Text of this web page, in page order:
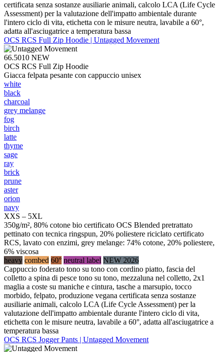
certificata senza sostanze ausiliarie animali, calcolo LCA (Life Cycle
Assessment) per la valutazione dell'impatto ambientale durante
l'intero ciclo di vita, etichetta con le misure neutra, lavabile a 60°,
adatta all'asciugatrice a temperatura bassa
OCS RCS Full Zip Hoodie | Untagged Movement
66.5010 NEW
OCS RCS Full Zip Hoodie
Giacca felpata pesante con cappuccio unisex
white
black
charcoal
grey melange
fog
birch
latte
thyme
sage
ray
brick
prune
aster
orion
navy
XXS – 5XL
350g/m², 80% cotone bio certificato OCS Blended pretrattato
pettinato con tecnica ringspun, 20% poliestere riciclato certificato
RCS, lavato con enzimi, grey melange: 74% cotone, 20% poliestere,
6% viscosa
heavy combed 60° neutral label NEW 2026
Cappuccio foderato tono su tono con cordino piatto, fascia del
colletto a spina di pesce tono su tono, mezzaluna nel colletto, 2x1
maglia a coste su maniche e cintura, tasche a marsupio, tocco
morbido, felpato, produzione vegana certificata senza sostanze
ausiliarie animali, calcolo LCA (Life Cycle Assessment) per la
valutazione dell'impatto ambientale durante l'intero ciclo di vita,
etichetta con le misure neutra, lavabile a 60°, adatta all'asciugatrice a
temperatura bassa
OCS RCS Jogger Pants | Untagged Movement